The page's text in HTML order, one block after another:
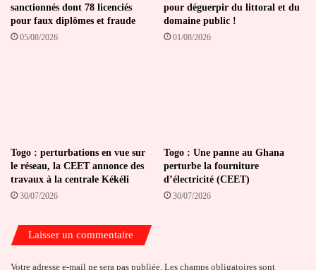
sanctionnés dont 78 licenciés
pour faux diplômes et fraude
05/08/2026
pour déguerpir du littoral et du
domaine public !
01/08/2026
Togo : perturbations en vue sur
le réseau, la CEET annonce des
travaux à la centrale Kékéli
30/07/2026
Togo : Une panne au Ghana
perturbe la fourniture
d’électricité (CEET)
30/07/2026
Laisser un commentaire
Votre adresse e-mail ne sera pas publiée. Les champs obligatoires sont